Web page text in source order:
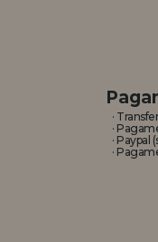
·
·
· Paypal
·